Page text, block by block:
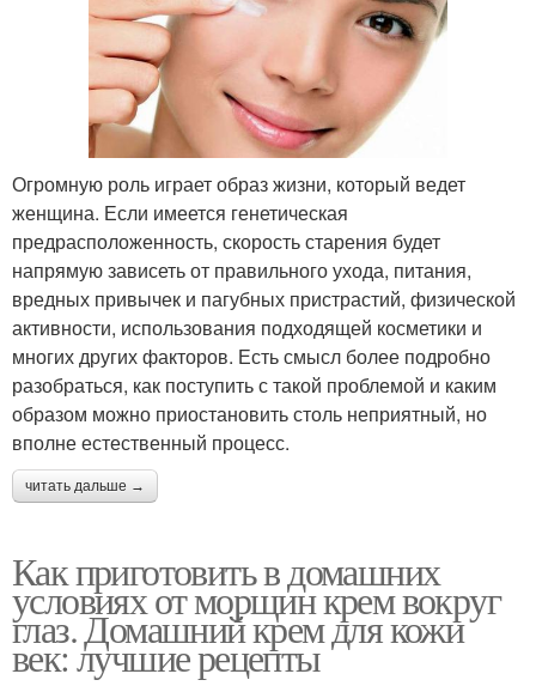
Огромную роль играет образ жизни, который ведет
женщина. Если имеется генетическая
предрасположенность, скорость старения будет
напрямую зависеть от правильного ухода, питания,
вредных привычек и пагубных пристрастий, физической
активности, использования подходящей косметики и
многих других факторов. Есть смысл более подробно
разобраться, как поступить с такой проблемой и каким
образом можно приостановить столь неприятный, но
вполне естественный процесс.
читать дальше →
Как приготовить в домашних
условиях от морщин крем вокруг
глаз. Домашний крем для кожи
век: лучшие рецепты